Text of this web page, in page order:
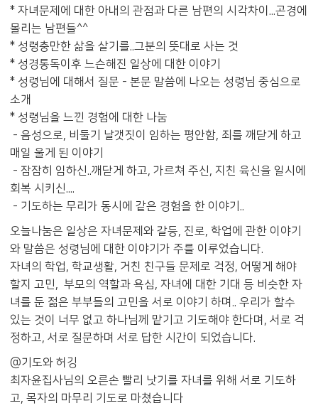
* 자녀문제에 대한 아내의 관점과 다른 남편의 시각차이...곤경에
몰리는 남편들^^
* 성령충만한 삶을 살기를..그분의 뜻대로 사는 것
* 성경통독이후 느슨해진 일상에 대한 이야기
* 성령님에 대해서 질문 - 본문 말씀에 나오는 성령님 중심으로
소개
* 성령님을 느낀 경험에 대한 나눔
- 음성으로, 비둘기 날갯짓이 임하는 평안함, 죄를 깨닫게 하고
매일 울게 된 이야기
- 잠잠히 임하신..깨닫게 하고, 가르쳐 주신, 지친 육신을 일시에
회복 시키신....
- 기도하는 무리가 동시에 같은 경험을 한 이야기..
오늘나눔은 일상은 자녀문제와 갈등, 진로, 학업에 관한 이야기
와 말씀은 성령님에 대한 이야기가 주를 이루었습니다.
자녀의 학업, 학교생활, 거친 친구들 문제로 걱정, 어떻게 해야
할지 고민, 부모의 역할과 욕심, 자녀에 대한 기대 등 비슷한 자
녀를 둔 젊은 부부들의 고민을 서로 이야기 하며.. 우리가 할수
있는 것이 너무 없고 하나님께 맡기고 기도해야 한다며, 서로 걱
정하고, 서로 질문하며 서로 답한 시간이 되었습니다.
@기도와 허깅
최자윤집사님의 오른손 빨리 낫기를 자녀를 위해 서로 기도하
고, 목자의 마무리 기도로 마쳤습니다